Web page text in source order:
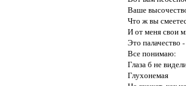
Ваше
Что ж вы
И от меня свои
Это палачество
Все понимаю:
Глаза б не
Глухонемая